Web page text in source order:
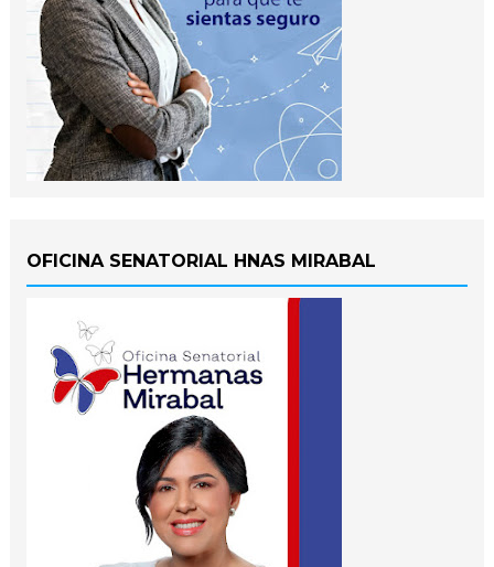
OFICINA SENATORIAL HNAS MIRABAL